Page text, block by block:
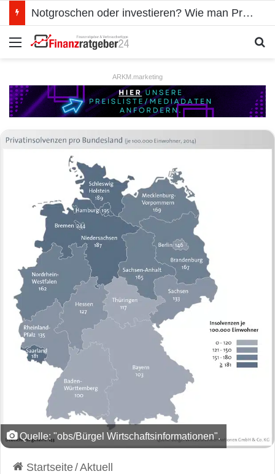
Notgroschen oder investieren? Wie man Prioritäten im eigenen Finanzplan setzt
Menü
ARKM.marketing
Quelle: "obs/Bürgel Wirtschaftsinformationen".
Startseite/Aktuell